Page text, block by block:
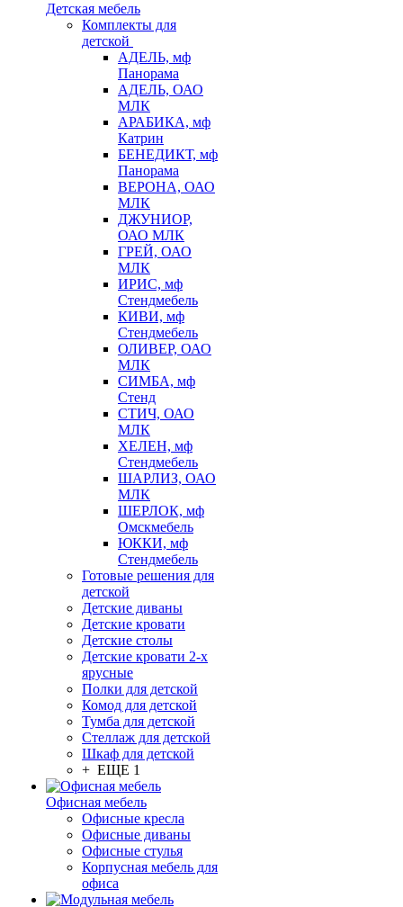
Детская мебель
Комплекты для
детской
АДЕЛЬ, мф
Панорама
АДЕЛЬ, ОАО
МЛК
АРАБИКА, мф
Катрин
БЕНЕДИКТ, мф
Панорама
ВЕРОНА, ОАО
МЛК
ДЖУНИОР,
ОАО МЛК
ГРЕЙ, ОАО
МЛК
ИРИС, мф
Стендмебель
КИВИ, мф
Стендмебель
ОЛИВЕР, ОАО
МЛК
СИМБА, мф
Стенд
СТИЧ, ОАО
МЛК
ХЕЛЕН, мф
Стендмебель
ШАРЛИЗ, ОАО
МЛК
ШЕРЛОК, мф
Омскмебель
ЮККИ, мф
Стендмебель
Готовые решения для
детской
Детские диваны
Детские кровати
Детские столы
Детские кровати 2-х
ярусные
Полки для детской
Комод для детской
Тумба для детской
Стеллаж для детской
Шкаф для детской
+ ЕЩЕ 1
Офисная мебель
Офисные кресла
Офисные диваны
Офисные стулья
Корпусная мебель для
офиса